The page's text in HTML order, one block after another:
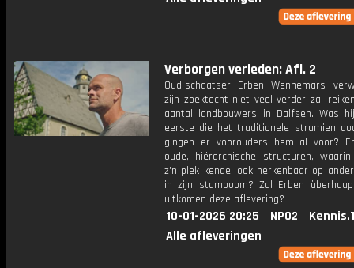
Verborgen verleden: Afl. 2
Oud-schaatser Erben Wennemars
zijn zoektocht niet veel verder zal
aantal landbouwers in Dalfsen. Was
eerste die het traditionele stramien
gingen er voorouders hem al voor?
oude, hiërarchische structuren,
z'n plek kende, ook herkenbaar op
in zijn stamboom? Zal Erben
uitkomen deze aflevering?
10-01-2026 20:25 NPO2
Alle afleveringen